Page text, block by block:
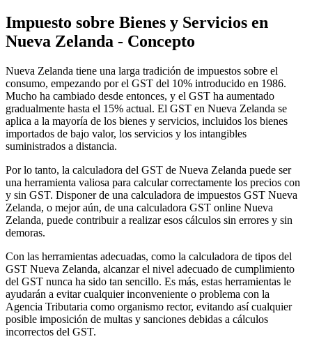
Información fiscal
Guías
Guías fiscales por país
Impuesto sobre Bienes y Servicios en
Nueva Zelanda - Concepto
Nueva Zelanda tiene una larga tradición de impuestos sobre el
consumo, empezando por el GST del 10% introducido en 1986.
Mucho ha cambiado desde entonces, y el GST ha aumentado
gradualmente hasta el 15% actual. El GST en Nueva Zelanda se
aplica a la mayoría de los bienes y servicios, incluidos los bienes
importados de bajo valor, los servicios y los intangibles
suministrados a distancia.
Por lo tanto, la calculadora del GST de Nueva Zelanda puede ser
una herramienta valiosa para calcular correctamente los precios con
y sin GST. Disponer de una calculadora de impuestos GST Nueva
Zelanda, o mejor aún, de una calculadora GST online Nueva
Zelanda, puede contribuir a realizar esos cálculos sin errores y sin
demoras.
Con las herramientas adecuadas, como la calculadora de tipos del
GST Nueva Zelanda, alcanzar el nivel adecuado de cumplimiento
del GST nunca ha sido tan sencillo. Es más, estas herramientas le
ayudarán a evitar cualquier inconveniente o problema con la
Agencia Tributaria como organismo rector, evitando así cualquier
posible imposición de multas y sanciones debidas a cálculos
incorrectos del GST.